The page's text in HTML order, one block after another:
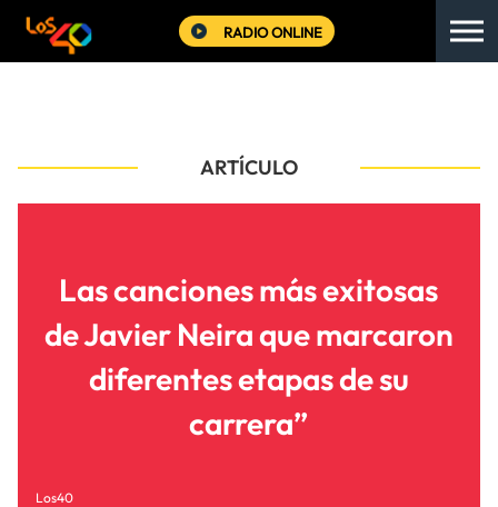
RADIO ONLINE
ARTÍCULO
Las canciones más exitosas
de Javier Neira que marcaron
diferentes etapas de su
carrera”
Los40